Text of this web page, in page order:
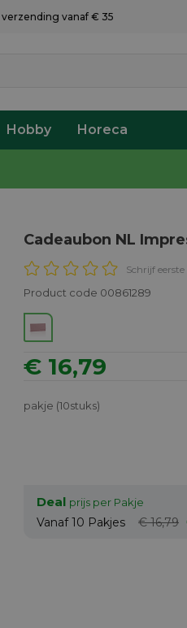
verzending vanaf € 35
Hobby Horeca
Cadeaubon NL
Schrijf
Product code 00861289
€ 16,79
pakje (10stuks)
Deal prijs per Pakje
Vanaf 10 Pakjes € 16,79